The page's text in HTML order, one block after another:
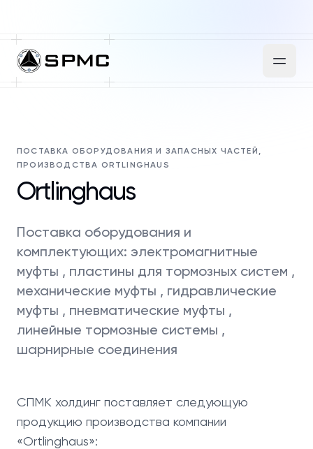
ПОСТАВКА ОБОРУДОВАНИЯ И ЗАПАСНЫХ ЧАСТЕЙ,
ПРОИЗВОДСТВА ORTLINGHAUS
Ortlinghaus
Поставка оборудования и
комплектующих: электромагнитные
муфты , пластины для тормозных систем ,
механические муфты , гидравлические
муфты , пневматические муфты ,
линейные тормозные системы ,
шарнирные соединения
СПМК холдинг поставляет следующую
продукцию производства компании
«Ortlinghaus»: